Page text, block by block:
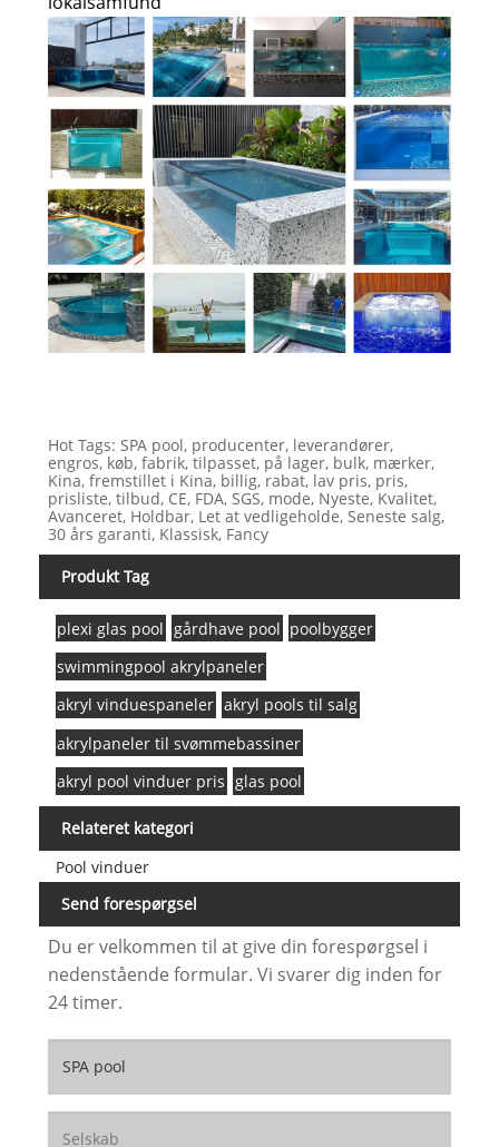
Hot Tags: SPA pool, producenter, leverandører,
engros, køb, fabrik, tilpasset, på lager, bulk, mærker,
Kina, fremstillet i Kina, billig, rabat, lav pris, pris,
prisliste, tilbud, CE, FDA, SGS, mode, Nyeste, Kvalitet,
Avanceret, Holdbar, Let at vedligeholde, Seneste salg,
30 års garanti, Klassisk, Fancy
Produkt Tag
plexi glas pool gårdhave pool poolbygger
swimmingpool akrylpaneler
akryl vinduespaneler akryl pools til salg
akrylpaneler til svømmebassiner
akryl pool vinduer pris glas pool
Relateret kategori
Pool vinduer
Send forespørgsel
Du er velkommen til at give din forespørgsel i
nedenstående formular. Vi svarer dig inden for
24 timer.